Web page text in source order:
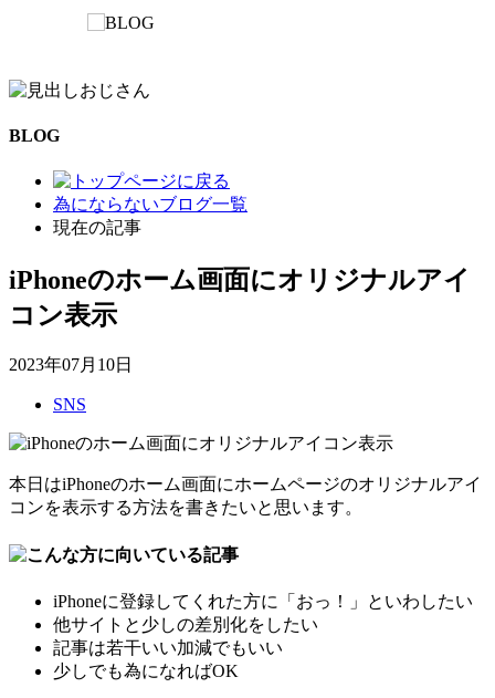
BLOG
為にならないブログ一覧
現在の記事
iPhoneのホーム画面にオリジナルアイ
コン表示
2023年07月10日
SNS
本日はiPhoneのホーム画面にホームページのオリジナルアイ
コンを表示する方法を書きたいと思います。
iPhoneに登録してくれた方に「おっ！」といわしたい
他サイトと少しの差別化をしたい
記事は若干いい加減でもいい
少しでも為になればOK